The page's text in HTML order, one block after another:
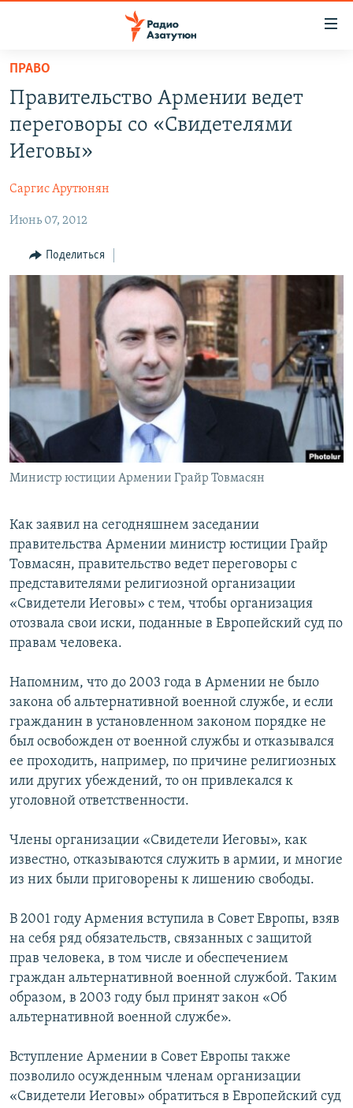
Перейти
основному
содержанию
Перейти
основной
навигации
Перейти
поиску
НОВОСТИ
ПОЛИТИКА
ЭКОНОМИКА
РЕГИОН
НАГОРНЫЙ КАРАБАХ
КУЛЬТУРА
СПОРТ
Հայերեն
English
Русский
Все сайты Радио Азатутюн
ПРАВО
Правительство Армении ведет
переговоры со «Свидетелями
Иеговы»
Саргис Арутюнян
Июнь 07, 2012
Поделиться
Министр юстиции Армении Грайр Товмасян
Как заявил на сегодняшнем заседании
правительства Армении министр юстиции Грайр
Товмасян, правительство ведет переговоры с
представителями религиозной организации
«Свидетели Иеговы» с тем, чтобы организация
отозвала свои иски, поданные в Европейский суд по
правам человека.
Напомним, что до 2003 года в Армении не было
закона об альтернативной военной службе, и если
гражданин в установленном законом порядке не
был освобожден от военной службы и отказывался
ее проходить, например, по причине религиозных
или других убеждений, то он привлекался к
уголовной ответственности.
Члены организации «Свидетели Иеговы», как
известно, отказываются служить в армии, и многие
из них были приговорены к лишению свободы.
В 2001 году Армения вступила в Совет Европы, взяв
на себя ряд обязательств, связанных с защитой
прав человека, в том числе и обеспечением
граждан альтернативной военной службой. Таким
образом, в 2003 году был принят закон «Об
альтернативной военной службе».
Вступление Армении в Совет Европы также
позволило осужденным членам организации
«Свидетели Иеговы» обратиться в Европейский суд